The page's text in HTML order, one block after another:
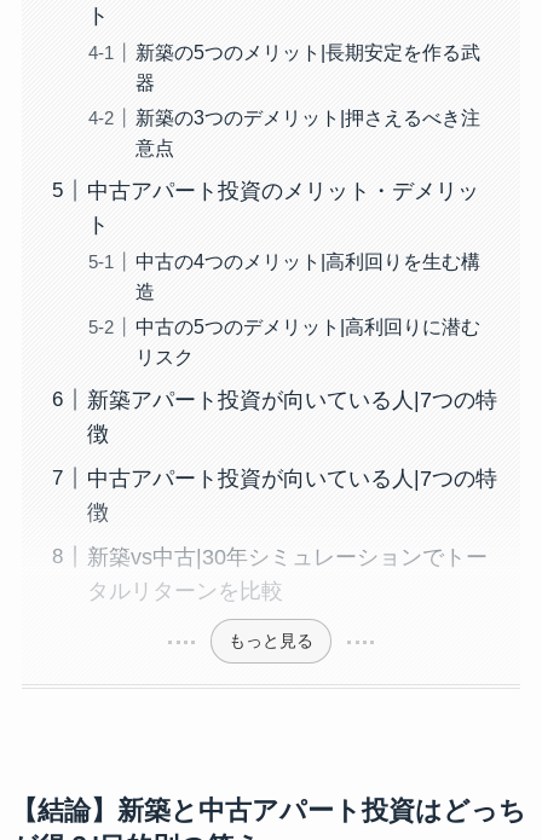
ト
新築の5つのメリット|長期安定を作る武
器
新築の3つのデメリット|押さえるべき注
意点
中古アパート投資のメリット・デメリッ
ト
中古の4つのメリット|高利回りを生む構
造
中古の5つのデメリット|高利回りに潜む
リスク
新築アパート投資が向いている人|7つの特
徴
中古アパート投資が向いている人|7つの特
徴
新築vs中古|30年シミュレーションでトー
タルリターンを比較
もっと見る
【結論】新築と中古アパート投資はどっち